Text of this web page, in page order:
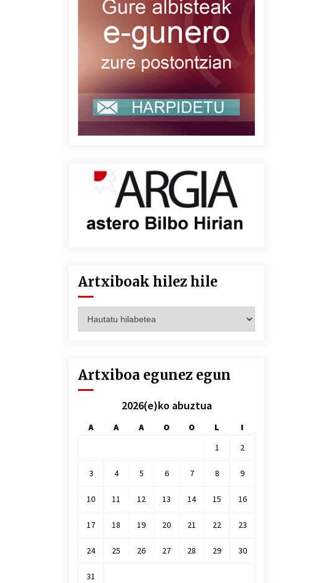
Artxiboak hilez hile
hilez
Artxiboa egunez egun
2026(e)ko abuztua
A A A O O L
I
1
2
3 4 5 6 7 8 9
10 11 12 13 14 15 16
17 18 19 20 21 22 23
24 25 26 27 28 29 30
31